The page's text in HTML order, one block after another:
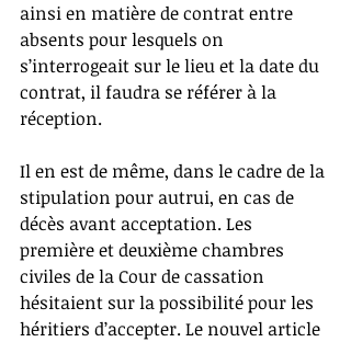
ainsi en matière de contrat entre
absents pour lesquels on
s’interrogeait sur le lieu et la date du
contrat, il faudra se référer à la
réception.
Il en est de même, dans le cadre de la
stipulation pour autrui, en cas de
décès avant acceptation. Les
première et deuxième chambres
civiles de la Cour de cassation
hésitaient sur la possibilité pour les
héritiers d’accepter. Le nouvel article